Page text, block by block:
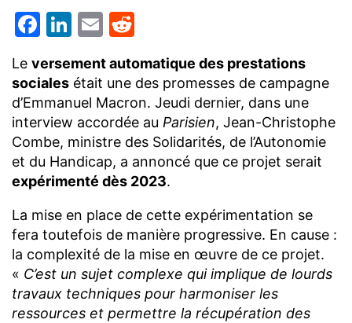
Facebook
LinkedIn
Email
Le versement automatique des prestations
sociales était une des promesses de campagne
d’Emmanuel Macron. Jeudi dernier, dans une
interview accordée au Parisien, Jean-Christophe
Combe, ministre des Solidarités, de l’Autonomie
et du Handicap, a annoncé que ce projet serait
expérimenté dès 2023.
La mise en place de cette expérimentation se
fera toutefois de manière progressive. En cause :
la complexité de la mise en œuvre de ce projet.
« C’est un sujet complexe qui implique de lourds
travaux techniques pour harmoniser les
ressources et permettre la récupération des